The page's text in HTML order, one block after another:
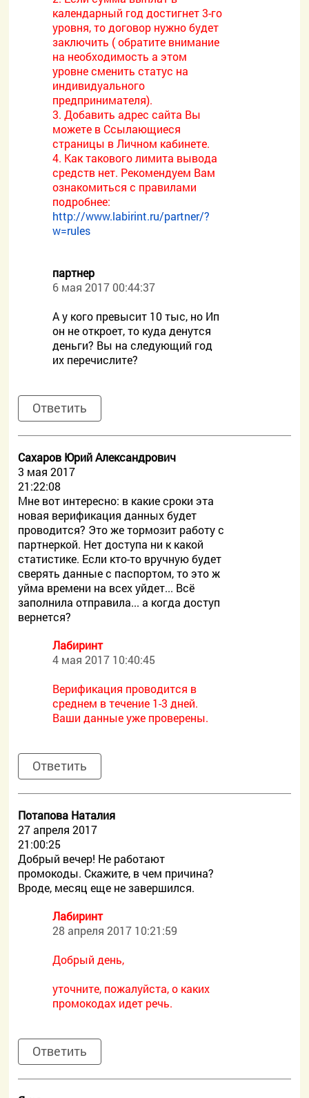
календарный год достигнет 3-го
уровня, то договор нужно будет
заключить ( обратите внимание
на необходимость а этом
уровне сменить статус на
индивидуального
предпринимателя).
3. Добавить адрес сайта Вы
можете в Ссылающиеся
страницы в Личном кабинете.
4. Как такового лимита вывода
средств нет. Рекомендуем Вам
ознакомиться с правилами
подробнее:
http://www.labirint.ru/partner/?
w=rules
партнер
6 мая 2017 00:44:37
А у кого превысит 10 тыс, но Ип
он не откроет, то куда денутся
деньги? Вы на следующий год
их перечислите?
Ответить
Сахаров Юрий Александрович
3 мая 2017
21:22:08
Мне вот интересно: в какие сроки эта
новая верификация данных будет
проводится? Это же тормозит работу с
партнеркой. Нет доступа ни к какой
статистике. Если кто-то вручную будет
сверять данные с паспортом, то это ж
уйма времени на всех уйдет... Всё
заполнила отправила... а когда доступ
вернется?
Лабиринт
4 мая 2017 10:40:45
Верификация проводится в
среднем в течение 1-3 дней.
Ваши данные уже проверены.
Ответить
Потапова Наталия
27 апреля 2017
21:00:25
Добрый вечер! Не работают
промокоды. Скажите, в чем причина?
Вроде, месяц еще не завершился.
Лабиринт
28 апреля 2017 10:21:59
Добрый день,
уточните, пожалуйста, о каких
промокодах идет речь.
Ответить